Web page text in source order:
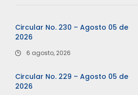
Circular No. 230 – Agosto 05 de
2026
6 agosto, 2026
Circular No. 229 – Agosto 05 de
2026